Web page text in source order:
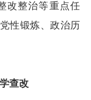
改整治等重点任
性锻炼、政治历
查改